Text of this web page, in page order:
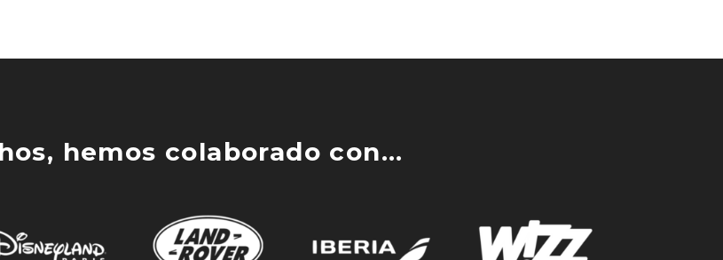
hemos colaborado con...